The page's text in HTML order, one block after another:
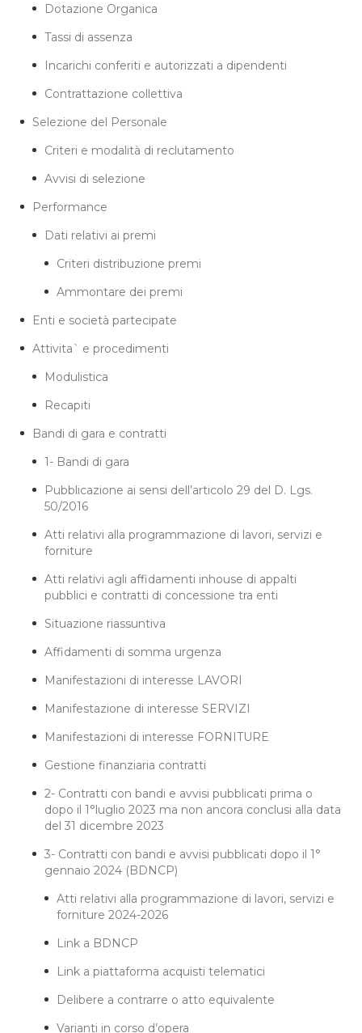
Dotazione Organica
Tassi di assenza
Incarichi conferiti e autorizzati a dipendenti
Contrattazione collettiva
Selezione del Personale
Criteri e modalità di reclutamento
Avvisi di selezione
Performance
Dati relativi ai premi
Criteri distribuzione premi
Ammontare dei premi
Enti e società partecipate
Attivita` e procedimenti
Modulistica
Recapiti
Bandi di gara e contratti
1- Bandi di gara
Pubblicazione ai sensi dell’articolo 29 del D. Lgs.
50/2016
Atti relativi alla programmazione di lavori, servizi e
forniture
Atti relativi agli affidamenti inhouse di appalti
pubblici e contratti di concessione tra enti
Situazione riassuntiva
Affidamenti di somma urgenza
Manifestazioni di interesse LAVORI
Manifestazione di interesse SERVIZI
Manifestazioni di interesse FORNITURE
Gestione finanziaria contratti
2- Contratti con bandi e avvisi pubblicati prima o
dopo il 1°luglio 2023 ma non ancora conclusi alla data
del 31 dicembre 2023
3- Contratti con bandi e avvisi pubblicati dopo il 1°
gennaio 2024 (BDNCP)
Atti relativi alla programmazione di lavori, servizi e
forniture 2024-2026
Link a BDNCP
Link a piattaforma acquisti telematici
Delibere a contrarre o atto equivalente
Varianti in corso d’opera